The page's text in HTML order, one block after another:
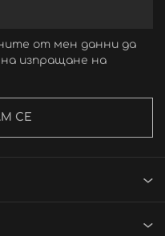
от мен данни да
изпращане на
СЕ